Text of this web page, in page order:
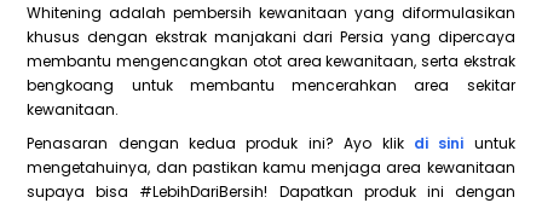
Whitening adalah pembersih kewanitaan yang diformulasikan
khusus dengan ekstrak manjakani dari Persia yang dipercaya
membantu mengencangkan otot area kewanitaan, serta ekstrak
bengkoang untuk membantu mencerahkan area sekitar
kewanitaan.
Penasaran dengan kedua produk ini? Ayo klik di sini untuk
mengetahuinya, dan pastikan kamu menjaga area kewanitaan
supaya bisa #LebihDariBersih! Dapatkan produk ini dengan